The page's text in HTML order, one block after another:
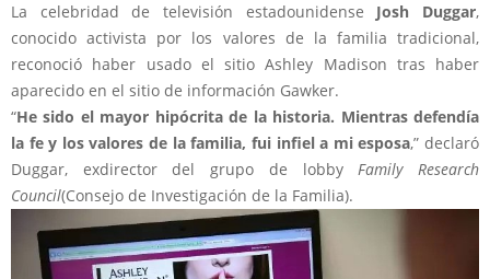
La celebridad de televisión estadounidense Josh Duggar,
conocido activista por los valores de la familia tradicional,
reconoció haber usado el sitio Ashley Madison tras haber
aparecido en el sitio de información Gawker.
“He sido el mayor hipócrita de la historia. Mientras defendía
la fe y los valores de la familia, fui infiel a mi esposa,” declaró
Duggar, exdirector del grupo de lobbyFamily Research
Council(Consejo de Investigación de la Familia).